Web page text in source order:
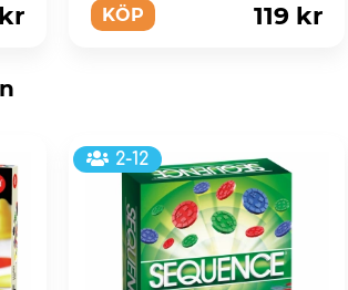
KÖP 119 kr
2-12